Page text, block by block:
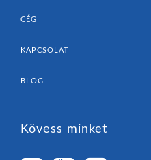
CÉG
KAPCSOLAT
BLOG
Kövess minket